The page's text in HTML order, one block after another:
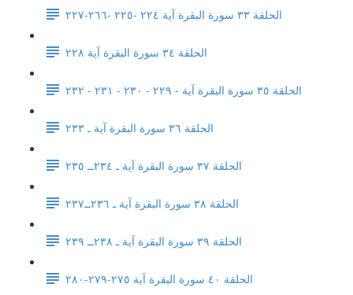
الحلقة ٣٣ سورة البقرة آية ٢٢٤ -٢٢٥ -٢٦٦-٢٢٧
الحلقة ٣٤ سورة البقرة آية ٢٢٨
الحلقة ٣٥ سورة البقرة آية - ٢٢٩ - ٢٣٠ - ٢٣١ - ٢٣٢
الحلقة ٣٦ سورة البقرة آية ـ ٢٣٣
الحلقة ٣٧ سورة البقرة آية ـ ٢٣٤ــ ٢٣٥
الحلقة ٣٨ سورة البقرة آية ـ ٢٣٦ــ٢٣٧
الحلقة ٣٩ سورة البقرة آية ـ ٢٣٨ــ ٢٣٩
الحلقة ٤٠ سورة البقرة آية ٢٧٥-٢٧٩-٢٨٠